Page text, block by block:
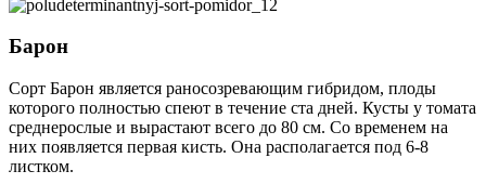
Барон
Сорт Барон является раносозревающим гибридом, плоды
которого полностью спеют в течение ста дней. Кусты у томата
среднерослые и вырастают всего до 80 см. Со временем на
них появляется первая кисть. Она располагается под 6-8
листком.